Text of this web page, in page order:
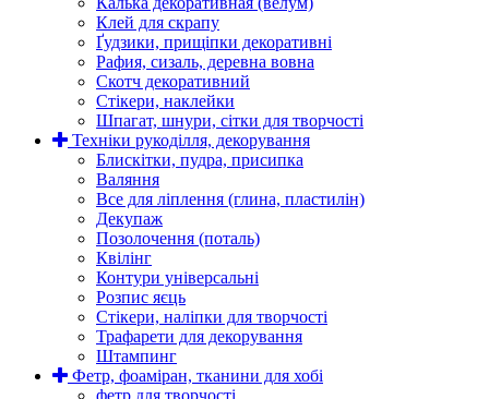
Клей для скрапу
Ґудзики, прищіпки декоративні
Рафия, сизаль, деревна вовна
Скотч декоративний
Стікери, наклейки
Шпагат, шнури, сітки для творчості
Техніки рукоділля, декорування
Блискітки, пудра, присипка
Валяння
Все для ліплення (глина, пластилін)
Декупаж
Позолочення (поталь)
Квілінг
Контури універсальні
Розпис яєць
Стікери, наліпки для творчості
Трафарети для декорування
Штампинг
Фетр, фоаміран, тканини для хобі
фетр для творчості